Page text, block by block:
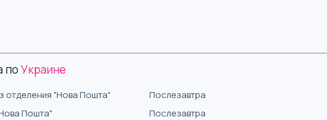
поУкраине
отделения "Нова Пошта" Послезавтра
Пошта"
Послезавтра